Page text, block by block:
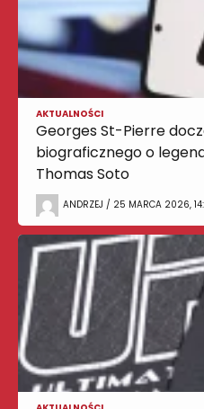
AKTUALNOŚCI
Georges St-Pierre
biograficznego o
Thomas Soto
ANDRZEJ / 25 MARCA 2026,